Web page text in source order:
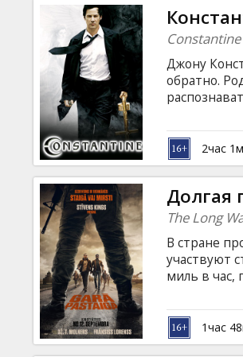
Джону
обратно.
живых.
2час
Долгая
The Long
В стране
участвуют
миль в час,
английском
1час